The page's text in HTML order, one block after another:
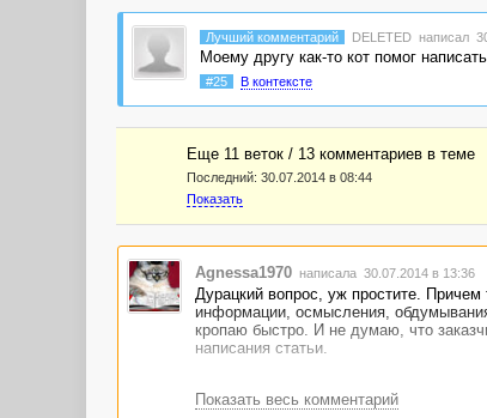
Лучший комментарий DELETED написал
Моему другу как-то кот помог
#25 В контексте
Еще 11 веток / 13 комментариев в темe
Последний: 30.07.2014 в 08:44
Показать
Agnessa1970 написала 30.07.2014 в 13:36
Дурацкий вопрос, уж простите. Причем
информации, осмысления,
кропаю быстро. И не думаю, что
написания статьи.
Показать весь комментарий